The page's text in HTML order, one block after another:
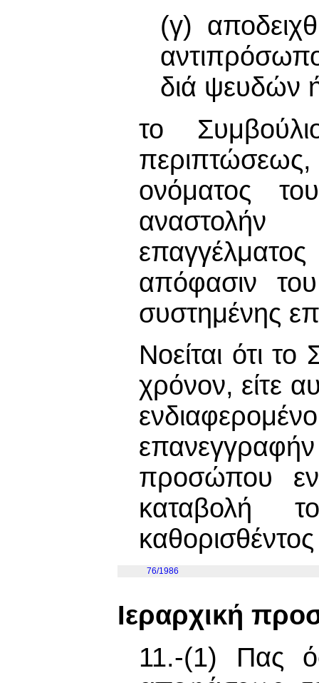
(γ)
διά ψευδών
το
περιπτώσεως,
ονόματος
επαγγέλματος
απόφασιν
συστημένης
Νοείται ότι
χρόνον, είτε
προσώπου
καταβολή
76/1986
Ιεραρχική
11.-(1) Πας